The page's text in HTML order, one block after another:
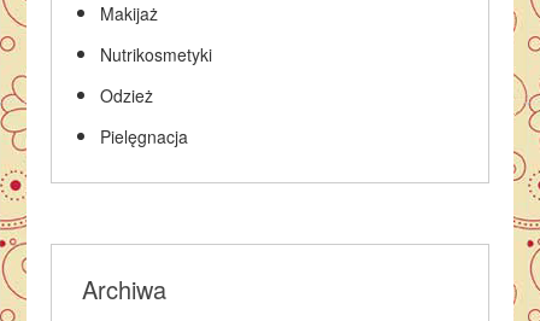
Makijaż
Nutrikosmetyki
Odzież
Pielęgnacja
Archiwa